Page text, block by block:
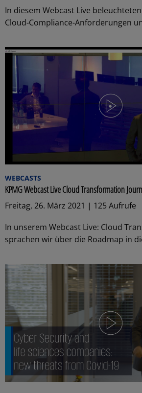
In diesem Webcast Live
Cloud-Compliance-Anforderungen
WEBCASTS
KPMG Webcast Live Cloud Transformation
Freitag, 26. März 2021 | 125 Aufrufe
In unserem Webcast Live: Cloud
sprachen wir über die Roadmap in